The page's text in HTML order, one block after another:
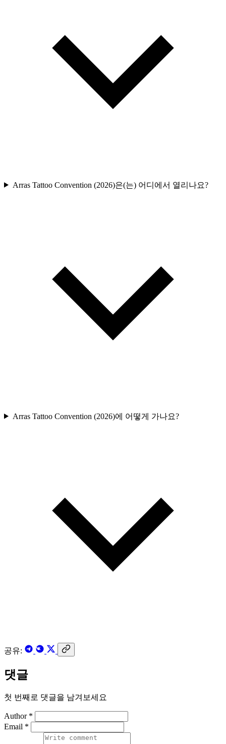
Arras Tattoo Convention (2026)은(는) 어디에서 열리나요?
Arras Tattoo Convention (2026)에 어떻게 가나요?
공유:
댓글
첫 번째로 댓글을 남겨보세요
Author *
Email *